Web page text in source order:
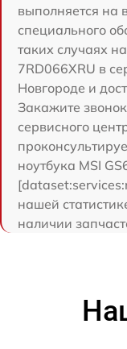
выполняется на
специального
таких случаях
7RD066XRU в
Новгороде и
Закажите
сервисного
ноутбука MSI
нашей
наличии